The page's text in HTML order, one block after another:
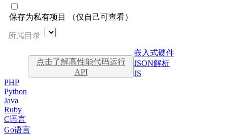
保存为私有项目 （仅自己可查看）
所属目录
点击了解高性能代码运行
API
嵌入式硬件
JSON解析
JS
PHP
Python
Java
Ruby
C语言
Go语言